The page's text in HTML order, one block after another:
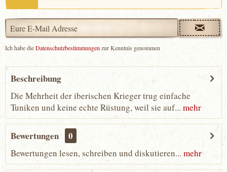
Ich habe dieDatenschutzbestimmungenzur Kenntnis genommen
Beschreibung
Die Mehrheit der iberischen Krieger trug einfache
Tuniken und keine echte Rüstung, weil sie auf... mehr
Bewertungen 0
Bewertungen lesen, schreiben und diskutieren... mehr